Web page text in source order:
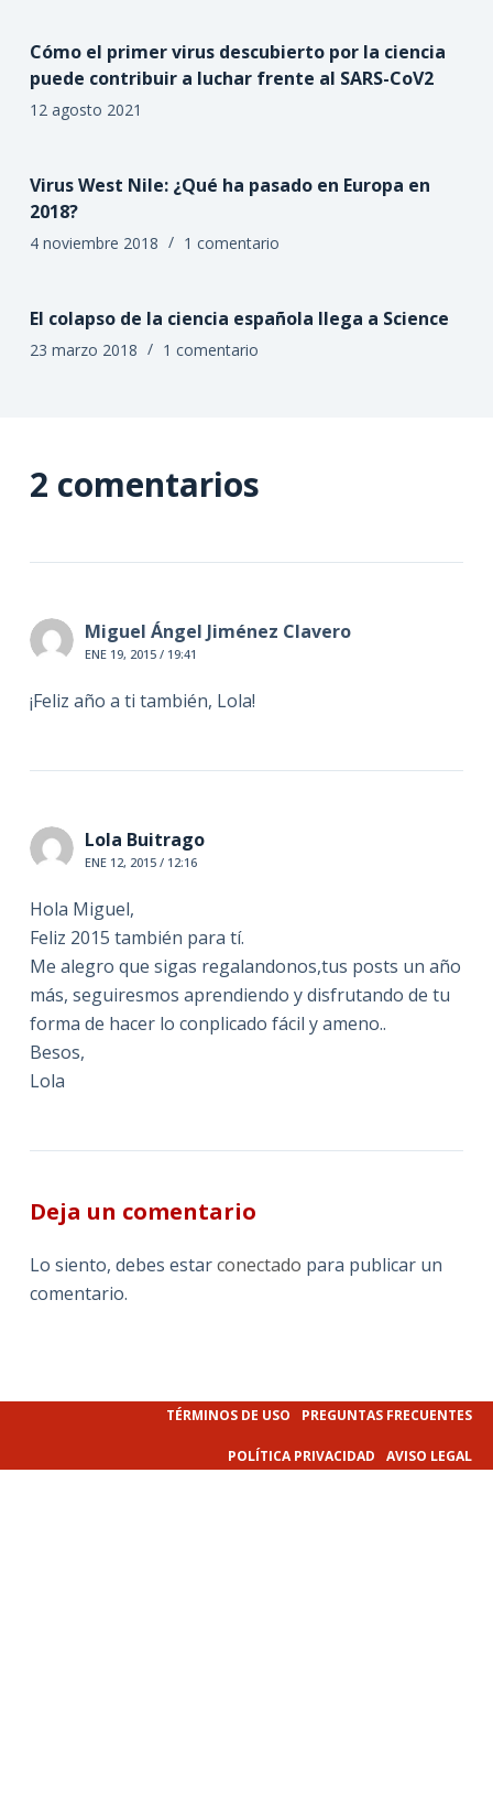
Cómo el primer virus descubierto por la ciencia
puede contribuir a luchar frente al SARS-CoV2
12 agosto 2021
Virus West Nile: ¿Qué ha pasado en Europa en
2018?
4 noviembre 2018 1 comentario
El colapso de la ciencia española llega a Science
23 marzo 2018 1 comentario
2 comentarios
Miguel Ángel Jiménez Clavero
ENE 19, 2015 / 19:41
¡Feliz año a ti también, Lola!
Lola Buitrago
ENE 12, 2015 / 12:16
Hola Miguel,
Feliz 2015 también para tí.
Me alegro que sigas regalandonos,tus posts un año
más, seguiresmos aprendiendo y disfrutando de tu
forma de hacer lo conplicado fácil y ameno..
Besos,
Lola
Deja un comentario
Lo siento, debes estarconectado para publicar un
comentario.
TÉRMINOS DE USO PREGUNTAS FRECUENTES
POLÍTICA PRIVACIDAD AVISO LEGAL